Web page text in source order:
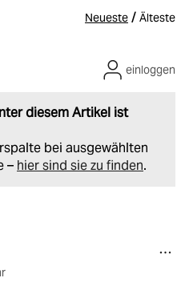
Neueste / Älteste
diesem Artikel ist
bei ausgewählten
– hier sind sie zu finden.
einloggen